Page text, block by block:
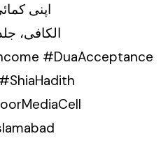
اپنی
الکافی، جلد 2، باب: الدعاء،
#DuaAcceptance